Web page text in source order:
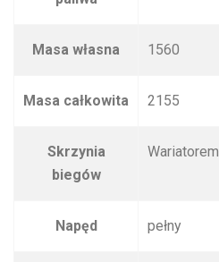
Masa własna 1560
Masa całkowita 2155
Skrzynia
biegów
Wariatorem
Napęd pełny